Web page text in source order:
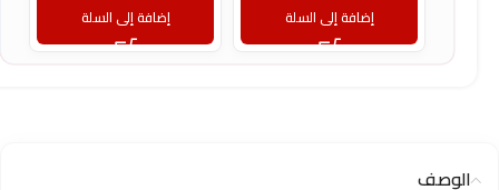
إضافة إلى السلة إضافة إلى السلة
الوصف